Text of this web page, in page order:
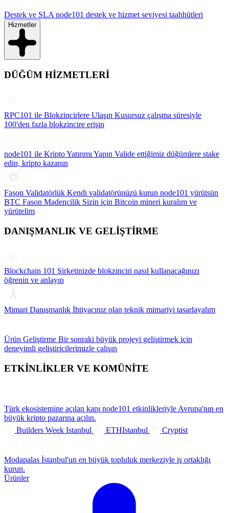
Destek ve SLA node101 destek ve hizmet seviyesi taahhütleri
Hizmetler
DÜĞÜM HİZMETLERİ
RPC101 ile Blokzincirlere Ulaşın Kusursuz çalışma süresiyle
100'den fazla blokzincire erişin
node101 ile Kripto Yatırımı Yapın Valide ettiğimiz düğümlere stake
edin, kripto kazanın
Fason Validatörlük Kendi validatörünüzü kurun node101 yürütsün
BTC Fason Madencilik Sizin için Bitcoin mineri kuralım ve
yürütelim
DANIŞMANLIK VE GELİŞTİRME
Blockchain 101 Şirketinizde blokzinciri nasıl kullanacağınızı
öğrenin ve anlayın
Mimari Danışmanlık İhtiyacınız olan teknik mimariyi tasarlayalım
Ürün Geliştirme Bir sonraki büyük projeyi geliştirmek için
deneyimli geliştiricilerimizle çalışın
ETKİNLİKLER VE KOMÜNİTE
Türk ekosistemine açılan kapı node101 etkinlikleriyle Avrupa'nın en
büyük kripto pazarına açılın.
Builders Week Istanbul
ETHIstanbul Cryptist
Modapalas İstanbul'un en büyük topluluk merkeziyle iş ortaklığı
kurun.
Ürünler